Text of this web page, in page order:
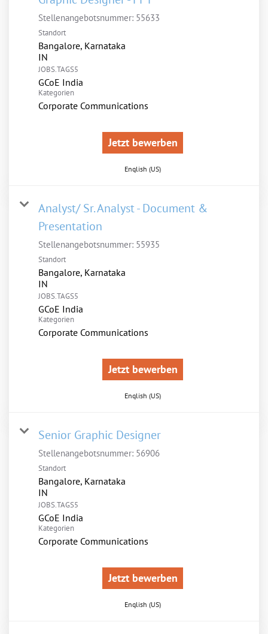
Stellenangebotsnummer: 55633
Standort
Bangalore, Karnataka
JOBS.TAGS5
GCoE India
Kategorien
Corporate Communications
Jetzt bewerben
English (US)
Analyst/ Sr. Analyst - Document &
Presentation
Stellenangebotsnummer: 55935
Standort
Bangalore, Karnataka
JOBS.TAGS5
GCoE India
Kategorien
Corporate Communications
Jetzt bewerben
English (US)
Senior Graphic Designer
Stellenangebotsnummer: 56906
Standort
Bangalore, Karnataka
JOBS.TAGS5
GCoE India
Kategorien
Corporate Communications
Jetzt bewerben
English (US)